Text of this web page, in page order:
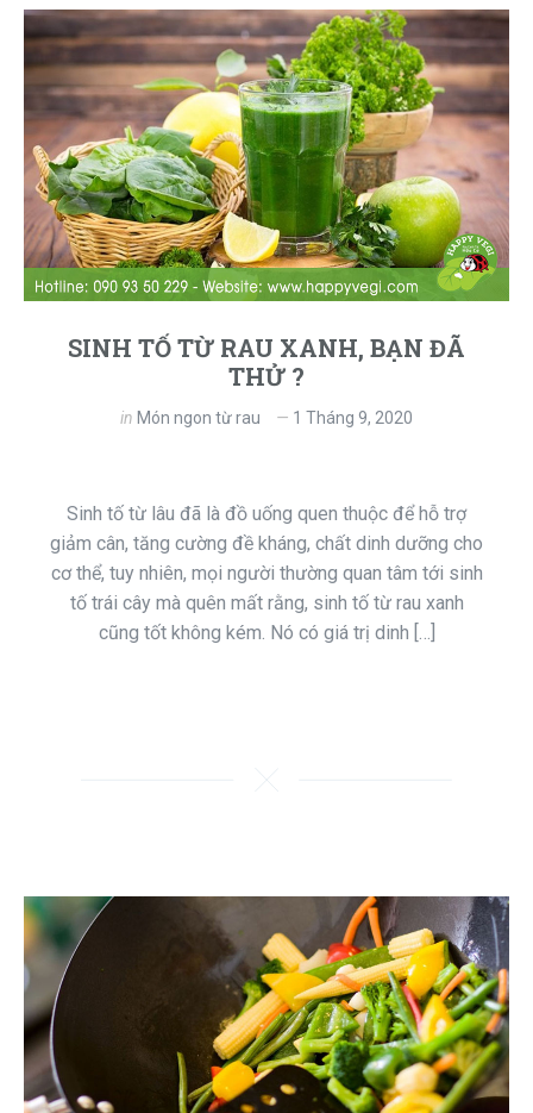
SINH TỐ TỪ RAU XANH, BẠN ĐÃ
THỬ ?
in Món ngon từ rau 1 Tháng 9, 2020
Sinh tố từ lâu đã là đồ uống quen thuộc để hỗ trợ
giảm cân, tăng cường đề kháng, chất dinh dưỡng cho
cơ thể, tuy nhiên, mọi người thường quan tâm tới sinh
tố trái cây mà quên mất rằng, sinh tố từ rau xanh
cũng tốt không kém. Nó có giá trị dinh […]